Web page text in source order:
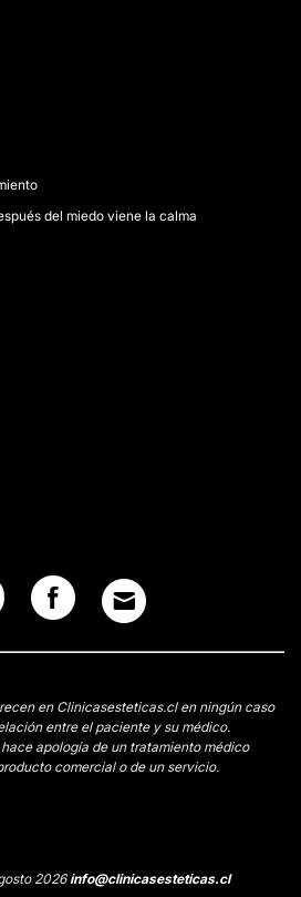
del miedo viene la calma
en Clinicasesteticas.cl en ningún caso
entre el paciente y su médico.
apología de un tratamiento médico
comercial o de un servicio.
2026info@clinicasesteticas.cl